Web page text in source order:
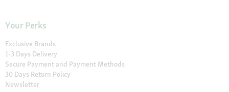
Your Perks
Exclusive Brands
1-3 Days Delivery
Secure Payment and Payment Methods
30 Days Return Policy
Newsletter